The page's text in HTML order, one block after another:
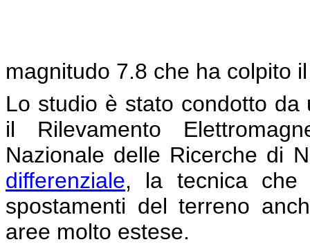
magnitudo 7.8 che ha colpito
Lo studio è stato condotto da
il Rilevamento
Nazionale delle Ricerche di
differenziale, la tecnica che
spostamenti del terreno
aree molto estese.